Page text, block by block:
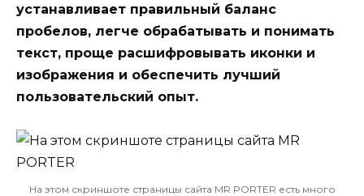
устанавливает правильный баланс
пробелов, легче обрабатывать и понимать
текст, проще расшифровывать иконки и
изображения и обеспечить лучший
пользовательский опыт.
На этом скриншоте страницы сайта MR PORTER есть много